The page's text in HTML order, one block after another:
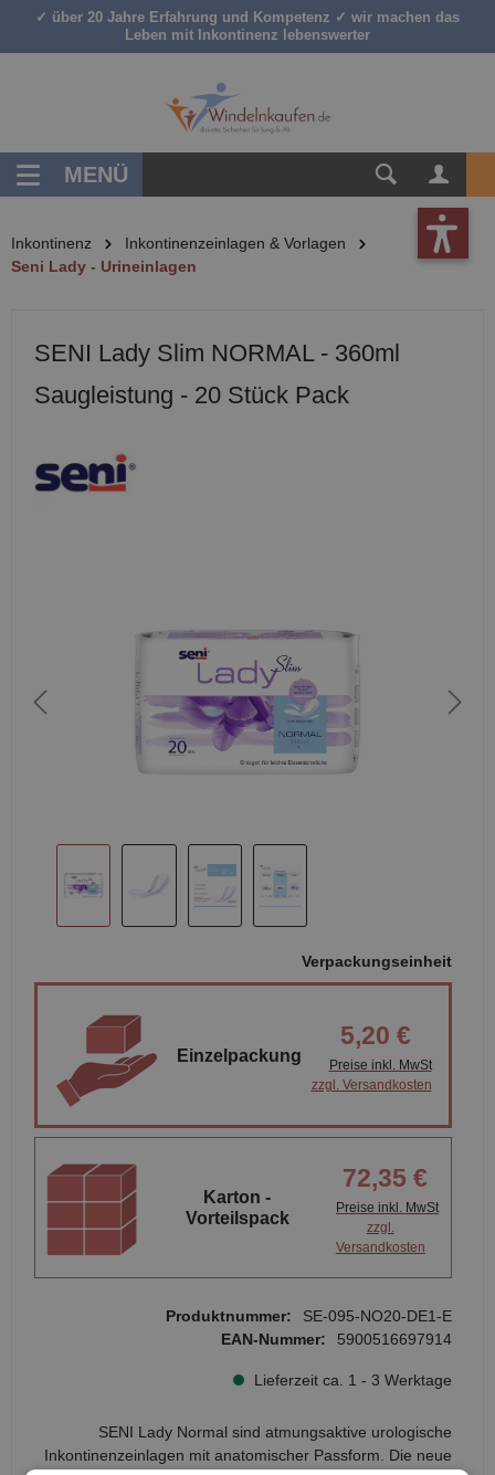
springen
✓ über 20 Jahre Erfahrung und Kompetenz ✓ wir machen das
Leben mit Inkontinenz lebenswerter
MENÜ
Inkontinenz
Inkontinenzeinlagen & Vorlagen
Seni Lady - Urineinlagen
SENI Lady Slim NORMAL - 360ml
Saugleistung - 20 Stück Pack
Produktnummer:
SE-095-NO20-DE1-E
EAN-Nummer:
5900516697914
Lieferzeit ca. 1 - 3 Werktage
SENI Lady Normal sind atmungsaktive urologische
Inkontinenzeinlagen mit anatomischer Passform. Die neue
Verpackungseinheit
Einzelpackung
5,20 €
Preise inkl. MwSt
zzgl. Versandkosten
Karton -
Vorteilspack
72,35 €
Preise inkl. MwSt
zzgl.
Versandkosten